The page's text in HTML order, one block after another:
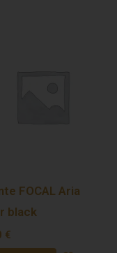
FOCAL Aria
black
€